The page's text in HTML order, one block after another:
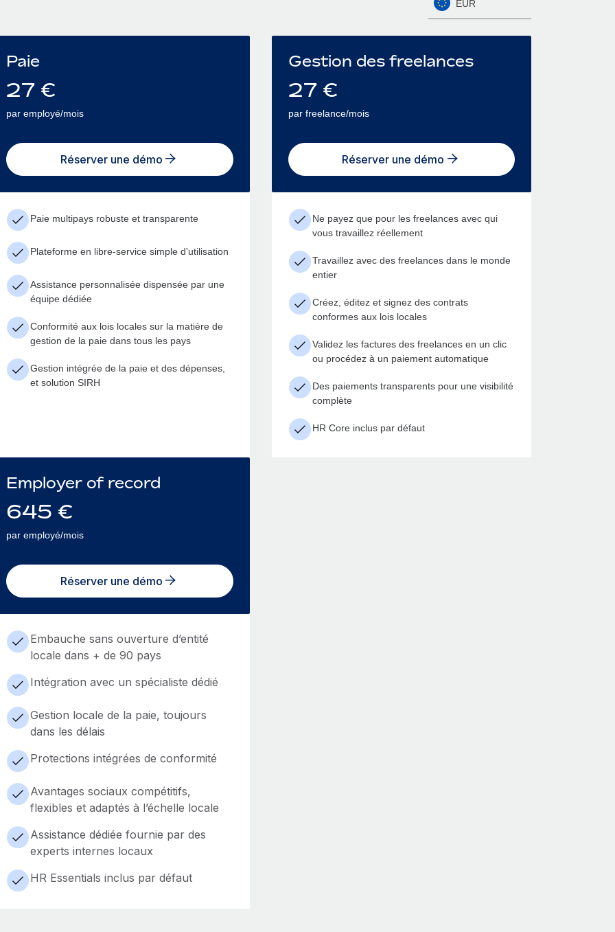
EUR
Paie
27 €
par employé/mois
Réserver une démo
Paie multipays robuste et transparente
Plateforme en libre-service simple d'utilisation
Assistance personnalisée dispensée par une
équipe dédiée
Conformité aux lois locales sur la matière de
gestion de la paie dans tous les pays
Gestion intégrée de la paie et des dépenses,
et solution SIRH
Gestion des freelances
27 €
par freelance/mois
Réserver une démo
Ne payez que pour les freelances avec qui
vous travaillez réellement
Travaillez avec des freelances dans le monde
entier
Créez, éditez et signez des contrats
conformes aux lois locales
Validez les factures des freelances en un clic
ou procédez à un paiement automatique
Des paiements transparents pour une visibilité
complète
HR Core inclus par défaut
Employer of record
645 €
par employé/mois
Réserver une démo
Embauche sans ouverture d’entité
locale dans + de 90 pays
Intégration avec un spécialiste dédié
Gestion locale de la paie, toujours
dans les délais
Protections intégrées de conformité
Avantages sociaux compétitifs,
flexibles et adaptés à l’échelle locale
Assistance dédiée fournie par des
experts internes locaux
HR Essentials inclus par défaut